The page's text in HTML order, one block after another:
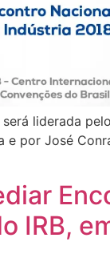
liderada
e por José
IRB,